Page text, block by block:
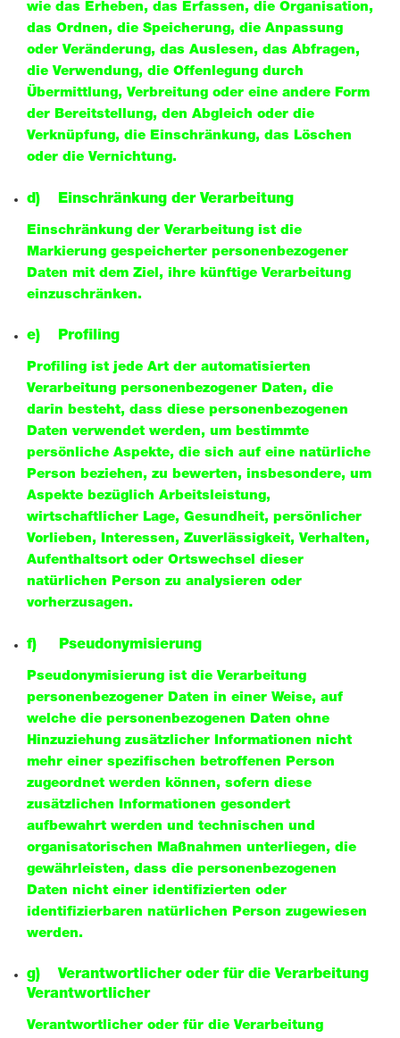
wie das Erheben, das Erfassen, die Organisation,
das Ordnen, die Speicherung, die Anpassung
oder Veränderung, das Auslesen, das Abfragen,
die Verwendung, die Offenlegung durch
Übermittlung, Verbreitung oder eine andere Form
der Bereitstellung, den Abgleich oder die
Verknüpfung, die Einschränkung, das Löschen
oder die Vernichtung.
d) Einschränkung der Verarbeitung
Einschränkung der Verarbeitung ist die
Markierung gespeicherter personenbezogener
Daten mit dem Ziel, ihre künftige Verarbeitung
einzuschränken.
e) Profiling
Profiling ist jede Art der automatisierten
Verarbeitung personenbezogener Daten, die
darin besteht, dass diese personenbezogenen
Daten verwendet werden, um bestimmte
persönliche Aspekte, die sich auf eine natürliche
Person beziehen, zu bewerten, insbesondere, um
Aspekte bezüglich Arbeitsleistung,
wirtschaftlicher Lage, Gesundheit, persönlicher
Vorlieben, Interessen, Zuverlässigkeit, Verhalten,
Aufenthaltsort oder Ortswechsel dieser
natürlichen Person zu analysieren oder
vorherzusagen.
f) Pseudonymisierung
Pseudonymisierung ist die Verarbeitung
personenbezogener Daten in einer Weise, auf
welche die personenbezogenen Daten ohne
Hinzuziehung zusätzlicher Informationen nicht
mehr einer spezifischen betroffenen Person
zugeordnet werden können, sofern diese
zusätzlichen Informationen gesondert
aufbewahrt werden und technischen und
organisatorischen Maßnahmen unterliegen, die
gewährleisten, dass die personenbezogenen
Daten nicht einer identifizierten oder
identifizierbaren natürlichen Person zugewiesen
werden.
g) Verantwortlicher oder für die Verarbeitung
Verantwortlicher
Verantwortlicher oder für die Verarbeitung